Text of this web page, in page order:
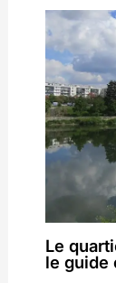
Le
le guide